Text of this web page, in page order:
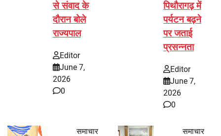
से संवाद के
दौरान बोले
राज्यपाल
Editor
June 7,
2026
0
पिथौरागढ़ में
पर्यटन बढ़ने
पर जताई
प्रसन्नता
Editor
June 7,
2026
0
समाचार समाचार